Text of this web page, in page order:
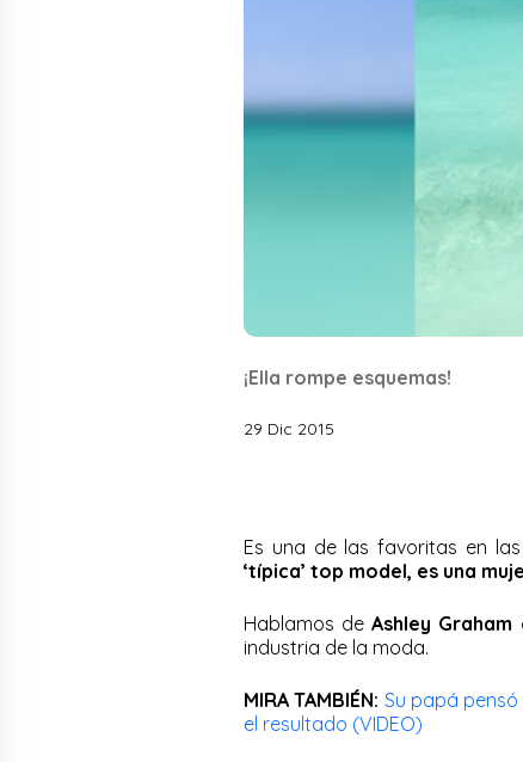
¡Ella rompe esquemas!
29 Dic 2015
Es una de las favoritas en
‘típica’ top model, es una
Hablamos deAshley Graham
industria de la moda.
MIRA TAMBIÉN: Su papá pensó
el resultado (VIDEO)